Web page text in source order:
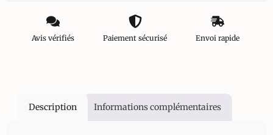
Avis vérifiés Paiement sécurisé Envoi rapide
Description Informations complémentaires